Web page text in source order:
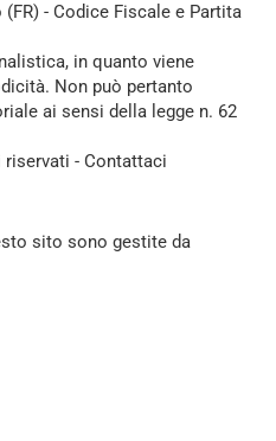
(FR) - Codice Fiscale e Partita
in quanto viene
Non può pertanto
ai sensi della legge n. 62
- Contattaci
sito sono gestite da